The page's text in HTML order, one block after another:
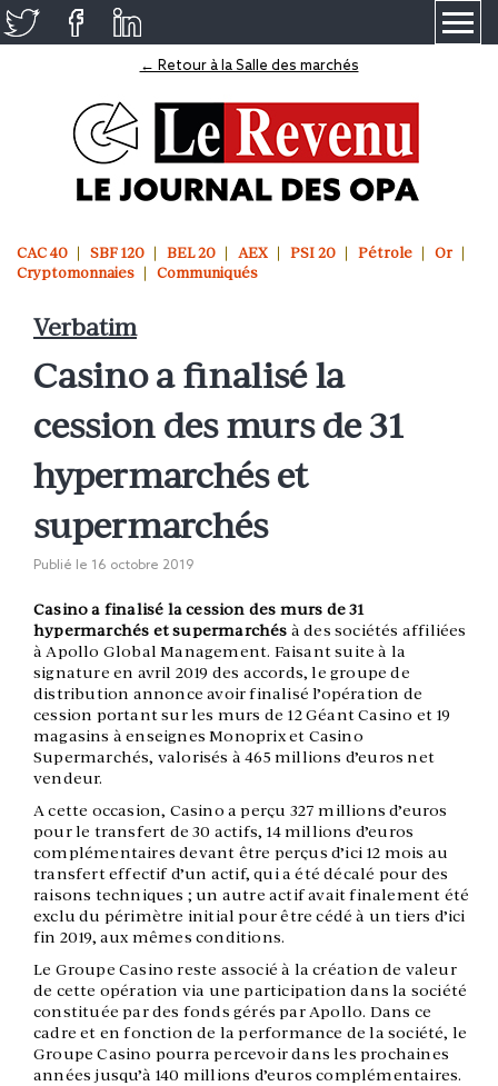
← Retour à la Salle des marchés
CAC 40 SBF 120 BEL 20 AEX PSI 20 Pétrole
Or
Cryptomonnaies
Communiqués
Verbatim
Casino a finalisé la
cession des murs de 31
hypermarchés et
supermarchés
Publié le 16 octobre 2019
Casino a finalisé la cession des murs de 31
hypermarchés et supermarchés à des sociétés affiliées
à Apollo Global Management. Faisant suite à la
signature en avril 2019 des accords, le groupe de
distribution annonce avoir finalisé l’opération de
cession portant sur les murs de 12 Géant Casino et 19
magasins à enseignes Monoprix et Casino
Supermarchés, valorisés à 465 millions d’euros net
vendeur.
A cette occasion, Casino a perçu 327 millions d’euros
pour le transfert de 30 actifs, 14 millions d’euros
complémentaires devant être perçus d’ici 12 mois au
transfert effectif d’un actif, qui a été décalé pour des
raisons techniques ; un autre actif avait finalement été
exclu du périmètre initial pour être cédé à un tiers d’ici
fin 2019, aux mêmes conditions.
Le Groupe Casino reste associé à la création de valeur
de cette opération via une participation dans la société
constituée par des fonds gérés par Apollo. Dans ce
cadre et en fonction de la performance de la société, le
Groupe Casino pourra percevoir dans les prochaines
années jusqu’à 140 millions d’euros complémentaires.